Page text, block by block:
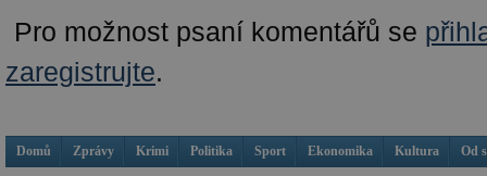
Pro možnost psaní komentářů se
zaregistrujte.
Domů Zprávy Krimi Politika Sport Ekonomika Kultura Od